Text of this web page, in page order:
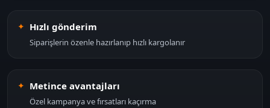
Hızlı gönderim
Siparişlerin özenle hazırlanıp hızlı kargolanır
Metince avantajları
Özel kampanya ve fırsatları kaçırma